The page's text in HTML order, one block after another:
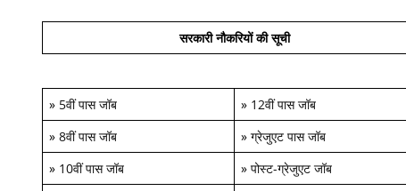
सरकारी नौकरियों की सूची
» 5वीं पास जॉब » 12वीं पास जॉब
» 8वीं पास जॉब » ग्रेजुएट पास जॉब
» 10वीं पास जॉब » पोस्ट-ग्रेजुएट जॉब